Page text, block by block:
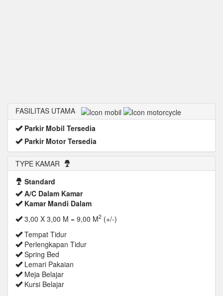
FASILITAS UTAMA
Parkir Mobil Tersedia
Parkir Motor Tersedia
TYPE KAMAR
Standard
A/C Dalam Kamar
Kamar Mandi Dalam
3,00 X 3,00 M = 9,00 M2 (+/-)
Tempat Tidur
Perlengkapan Tidur
Spring Bed
Lemari Pakaian
Meja Belajar
Kursi Belajar